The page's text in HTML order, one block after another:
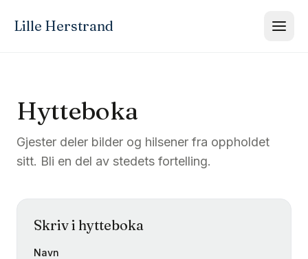
Lille Herstrand
Hytteboka
Gjester deler bilder og hilsener fra oppholdet
sitt. Bli en del av stedets fortelling.
Skriv i hytteboka
Navn